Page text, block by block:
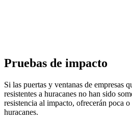
Pruebas de impacto
Si las puertas y ventanas de empresas
resistentes a huracanes no han sido
resistencia al impacto, ofrecerán poca
huracanes.